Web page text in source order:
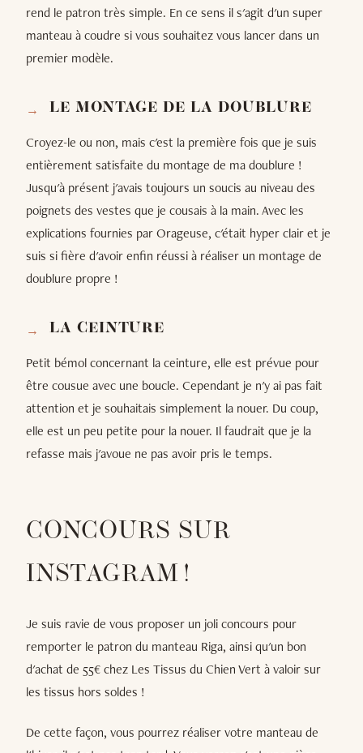
rend le patron très simple. En ce sens il s'agit d'un super
manteau à coudre si vous souhaitez vous lancer dans un
premier modèle.
LE MONTAGE DE LA DOUBLURE
Croyez-le ou non, mais c'est la première fois que je suis
entièrement satisfaite du montage de ma doublure !
Jusqu'à présent j'avais toujours un soucis au niveau des
poignets des vestes que je cousais à la main. Avec les
explications fournies par Orageuse, c'était hyper clair et je
suis si fière d'avoir enfin réussi à réaliser un montage de
doublure propre !
LA CEINTURE
Petit bémol concernant la ceinture, elle est prévue pour
être cousue avec une boucle. Cependant je n'y ai pas fait
attention et je souhaitais simplement la nouer. Du coup,
elle est un peu petite pour la nouer. Il faudrait que je la
refasse mais j'avoue ne pas avoir pris le temps.
CONCOURS SUR
INSTAGRAM !
Je suis ravie de vous proposer un joli concours pour
remporter le patron du manteau Riga, ainsi qu'un bon
d'achat de 55€ chez Les Tissus du Chien Vert à valoir sur
les tissus hors soldes !
De cette façon, vous pourrez réaliser votre manteau de